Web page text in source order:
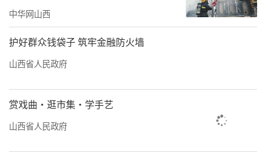
中华网山西
护好群众钱袋子 筑牢金融防火墙
山西省人民政府
赏戏曲·逛市集·学手艺
山西省人民政府